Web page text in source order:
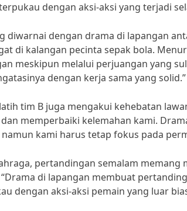
dengan aksi-aksi yang terjadi
diwarnai dengan drama di lapangan
di kalangan pecinta sepak bola.
meskipun melalui perjuangan yang
dengan kerja sama yang solid.”
tim B juga mengakui kehebatan
memperbaiki kelemahan kami.
kami harus tetap fokus pada
pertandingan semalam
di lapangan membuat
dengan aksi-aksi pemain yang luar